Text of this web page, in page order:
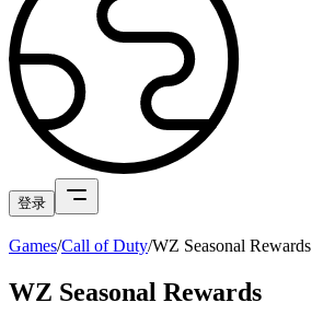
登录
Games/Call of Duty/WZ Seasonal Rewards
WZ Seasonal Rewards